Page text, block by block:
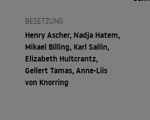
BESETZUNG
Henry Ascher, Nadja Hatem,
Mikael Billing, Karl Sallin,
Elizabeth Hultcrantz,
Gellert Tamas, Anne-Liis
von Knorring